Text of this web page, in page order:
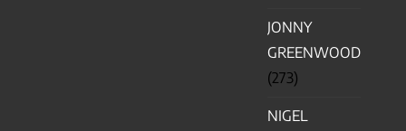
JONNY
GREENWOOD
(273)
NIGEL